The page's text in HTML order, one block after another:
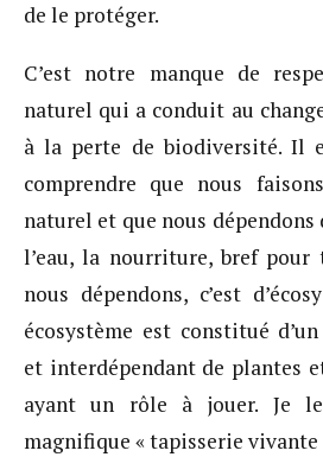
de le protéger.
C’est notre manque de
naturel qui a conduit au
à la perte de biodiversité. Il
comprendre que nous
naturel et que nous
l’eau, la nourriture, bref
nous dépendons, c’est
écosystème est constitué
et interdépendant de plantes
ayant un rôle à jouer. Je
magnifique « tapisserie vivante